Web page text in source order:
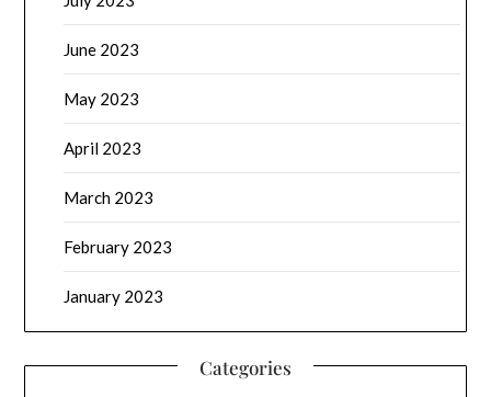
June 2023
May 2023
April 2023
March 2023
February 2023
January 2023
Categories